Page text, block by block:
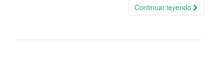
Continuar leyendo